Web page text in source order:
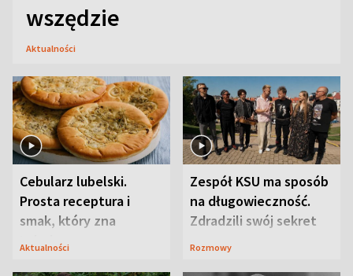
wszędzie
Aktualności
Cebularz lubelski.
Prosta receptura i
smak, który zna
Lubelszczyzna
Aktualności
Zespół KSU ma sposób
na długowieczność.
Zdradzili swój sekret
Rozmowy